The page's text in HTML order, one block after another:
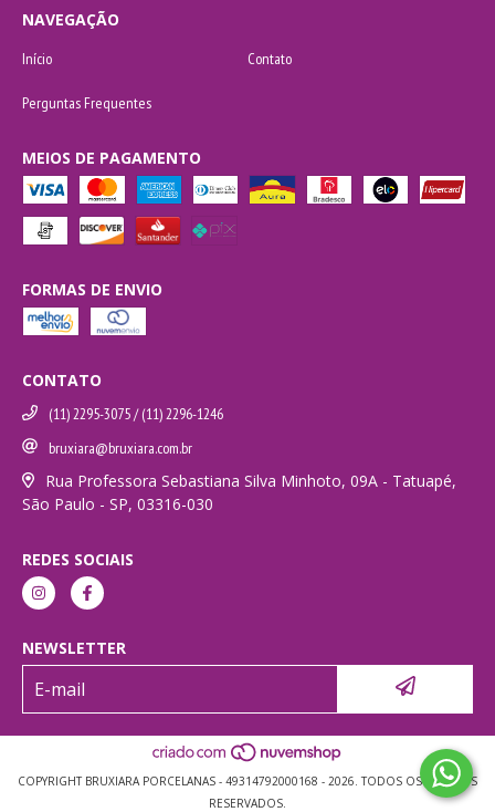
NAVEGAÇÃO
Início Contato
Perguntas Frequentes
MEIOS DE PAGAMENTO
FORMAS DE ENVIO
CONTATO
(11) 2295-3075 / (11) 2296-1246
bruxiara@bruxiara.com.br
Rua Professora Sebastiana Silva Minhoto, 09A - Tatuapé,
São Paulo - SP, 03316-030
REDES SOCIAIS
NEWSLETTER
COPYRIGHT BRUXIARA PORCELANAS - 49314792000168 - 2026. TODOS OS DIREITOS
RESERVADOS.